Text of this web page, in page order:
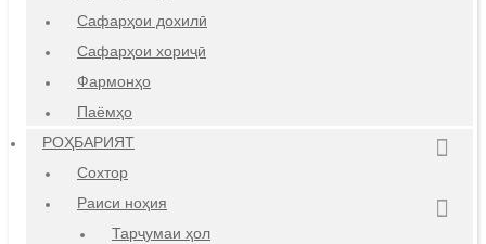
Сафарҳои дохилӣ
Сафарҳои хориҷӣ
Фармонҳо
Паёмҳо
РОҲБАРИЯТ
Сохтор
Раиси ноҳия
Тарҷумаи ҳол